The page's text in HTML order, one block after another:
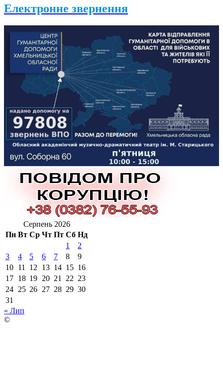
Електронне звернення
Серпень 2026
Пн Вт Ср Чт Пт Сб Нд
1
2
3
4 5 6 7 8
9
10 11 12 13 14 15 16
17 18 19 20 21 22 23
24 25 26 27 28 29 30
31
« Лип
©